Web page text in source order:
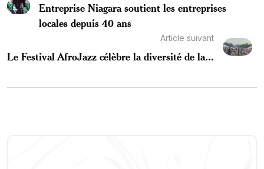
Entreprise Niagara soutient les entreprises
locales depuis 40 ans
Article suivant
Le Festival AfroJazz célèbre la diversité de la...